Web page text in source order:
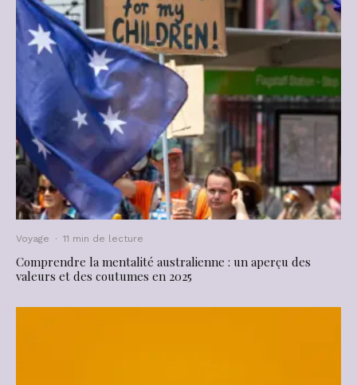
Voyage · 11 min de lecture
Comprendre la mentalité australienne : un aperçu des
valeurs et des coutumes en 2025